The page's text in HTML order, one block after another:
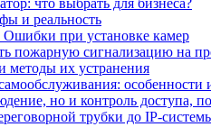
что выбрать для бизнеса?
и реальность
Ошибки при установке камер
пожарную сигнализацию на
методы их устранения
особенности
но и контроль доступа,
трубки до IP-